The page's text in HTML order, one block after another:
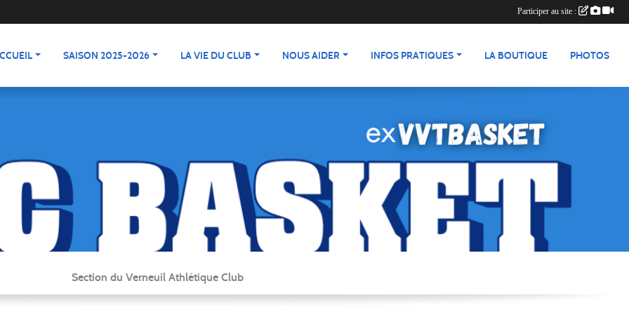
SAISON 2025-2026 LA VIE DU CLUB NOUS AIDER INFOS PRATIQUES LA BOUTIQUE PHOTOS
Section du Verneuil Athlétique Club
Participer au site :